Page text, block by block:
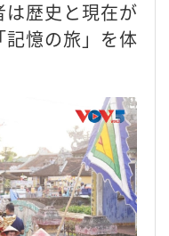
歴史と現在が
憶の旅」を体